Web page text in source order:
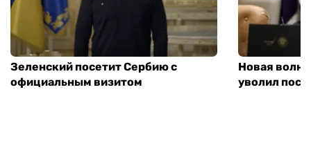
Зеленский посетит Сербию с
официальным визитом
Новая
уволил